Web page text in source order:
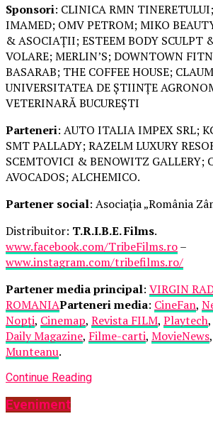
Sponsori: CLINICA RMN
IMAMED; OMV PETROM; MIKO
& ASOCIAȚII; ESTEEM BODY SCULPT
VOLARE; MERLIN’S; DOWNTOWN
BASARAB; THE COFFEE HOUSE;
UNIVERSITATEA DE ȘTIINȚE
VETERINARĂ BUCUREȘTI
Parteneri: AUTO ITALIA IMPEX SRL;
SMT PALLADY; RAZELM LUXURY
SCEMTOVICI & BENOWITZ GALLERY;
AVOCADOS; ALCHEMICO.
Partener social: Asociația „România
Distribuitor: T.R.I.B.E. Films.
www.facebook.com/TribeFilms.ro–
www.instagram.com/tribefilms.ro/
Partener media principal: VIRGIN
ROMANIAParteneri media: CineFan,
Nopți, Cinemap, Revista FILM, Playtech,
Daily Magazine, Filme-carti, MovieNews,
Munteanu.
Continue Reading
Eveniment